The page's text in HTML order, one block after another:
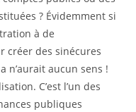
? Évidemment si
à de
créer des sinécures
n’aurait aucun sens !
C’est l’un des
publiques